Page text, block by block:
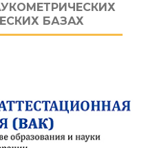
БАЗАХ